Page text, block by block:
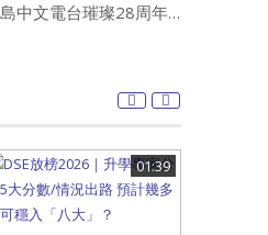
星島中文電台璀璨28周年台慶
01:39